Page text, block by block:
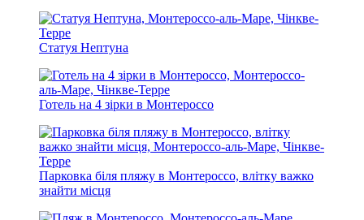
Статуя Нептуна
Готель на 4 зірки в Монтероссо
Парковка біля пляжу в Монтероссо, влітку важко
знайти місця